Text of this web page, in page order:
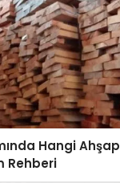
Hangi Ahşap
Rehberi